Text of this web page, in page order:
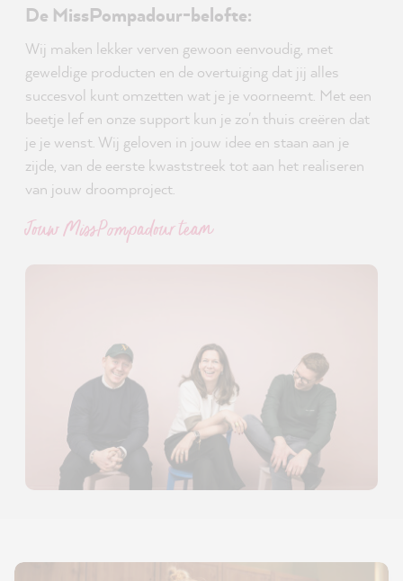
De MissPompadour-belofte:
Wij maken lekker verven gewoon eenvoudig, met
geweldige producten en de overtuiging dat jij alles
succesvol kunt omzetten wat je je voorneemt. Met een
beetje lef en onze support kun je zo'n thuis creëren dat
je je wenst. Wij geloven in jouw idee en staan aan je
zijde, van de eerste kwaststreek tot aan het realiseren
van jouw droomproject.
Jouw MissPompadour team